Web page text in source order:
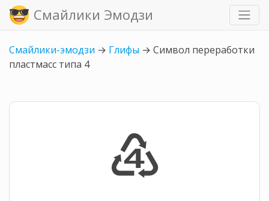
Смайлики Эмодзи
Смайлики-эмодзи → Глифы → Символ переработки
пластмасс типа 4
♶